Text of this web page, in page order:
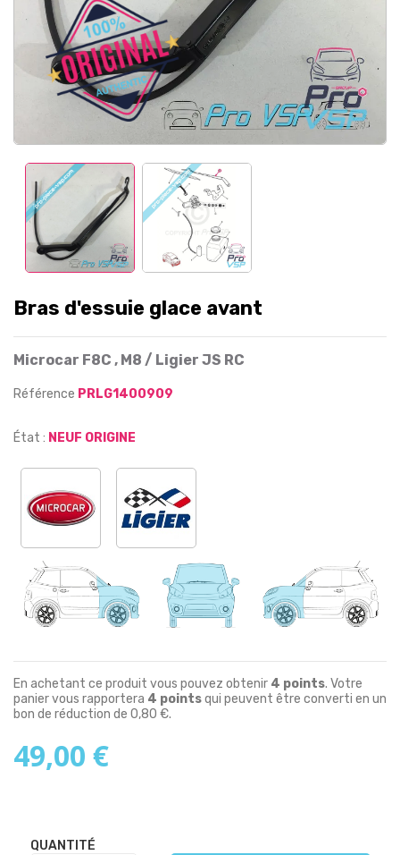
Bras d'essuie glace avant
Microcar F8C , M8 / Ligier JS RC
Référence PRLG1400909
État : NEUF ORIGINE
En achetant ce produit vous pouvez obtenir 4 points. Votre
panier vous rapportera 4 pointsqui peuvent être converti en un
bon de réduction de 0,80 €.
49,00 €
QUANTITÉ